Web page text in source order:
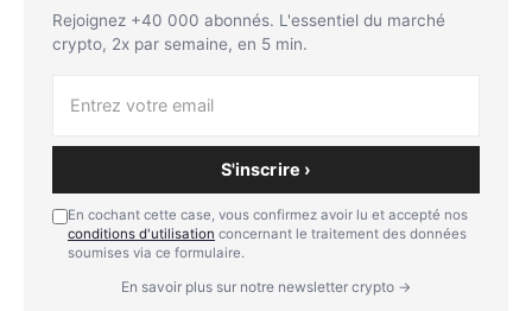
Rejoignez +40 000 abonnés. L'essentiel du marché
crypto, 2x par semaine, en 5 min.
S'inscrire ›
En cochant cette case, vous confirmez avoir lu et accepté nos
conditions d'utilisation concernant le traitement des données
soumises via ce formulaire.
En savoir plus sur notre newsletter crypto →